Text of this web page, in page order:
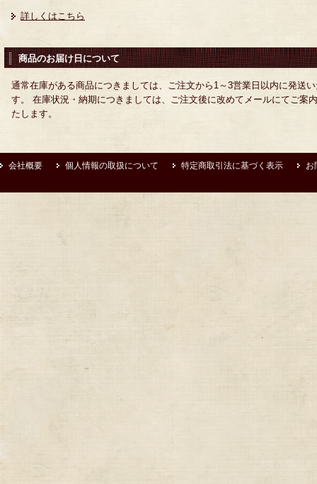
詳しくはこちら
商品のお届け日について
通常在庫がある商品につきましては、ご注文から1～3営業日以内に発送
す。 在庫状況・納期につきましては、ご注文後に改めてメールにてご案
たします。
会社概要 個人情報の取扱について 特定商取引法に基づく表示 お